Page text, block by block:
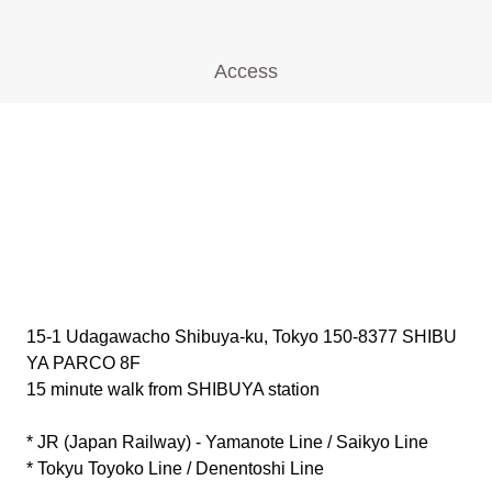
Access
15-1 Udagawacho Shibuya-ku, Tokyo 150-8377 SHIBU
YA PARCO 8F
15 minute walk from SHIBUYA station
* JR (Japan Railway) - Yamanote Line / Saikyo Line
* Tokyu Toyoko Line / Denentoshi Line